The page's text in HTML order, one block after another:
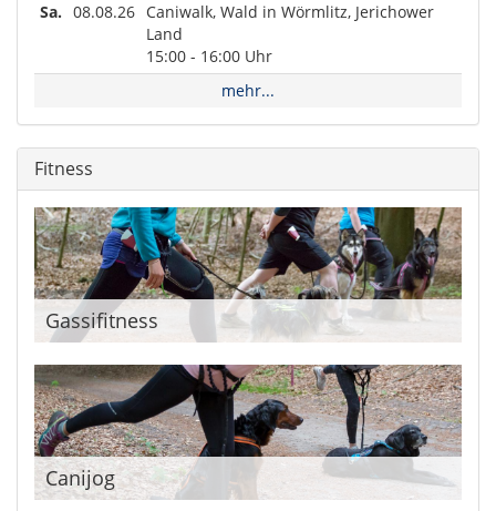
Sa. 08.08.26 Caniwalk, Wald in Wörmlitz, Jerichower
Land
15:00 - 16:00 Uhr
mehr...
Fitness
Gassifitness
Canijog